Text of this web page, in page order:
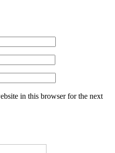
in this browser for the next